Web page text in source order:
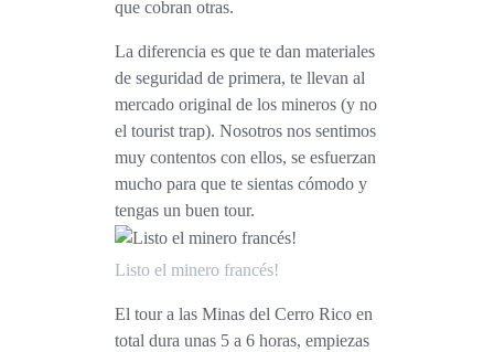
que cobran otras.
La diferencia es que te dan materiales
de seguridad de primera, te llevan al
mercado original de los mineros (y no
el tourist trap). Nosotros nos sentimos
muy contentos con ellos, se esfuerzan
mucho para que te sientas cómodo y
tengas un buen tour.
Listo el minero francés!
El tour a las Minas del Cerro Rico en
total dura unas 5 a 6 horas, empiezas